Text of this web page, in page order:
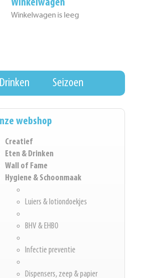
Winkelwagen
Winkelwagen is leeg
Seizoen
webshop
Creatief
Eten & Drinken
Wall of Fame
Hygiene & Schoonmaak
Luiers & lotiondoekjes
BHV & EHBO
Infectie preventie
Dispensers, zeep & papier